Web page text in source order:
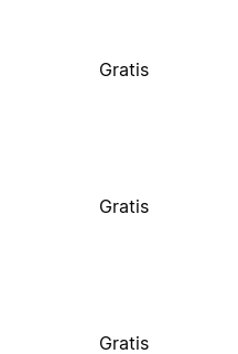
Gratis
Gratis
Gratis